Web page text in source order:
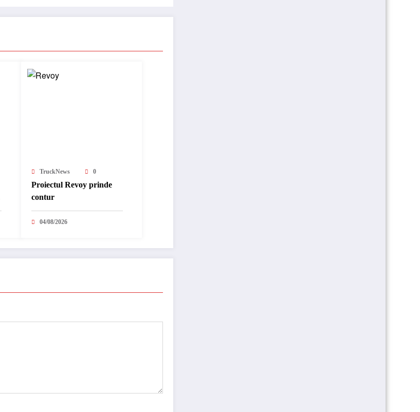
TruckNews 0
Proiectul Revoy prinde
contur
04/08/2026